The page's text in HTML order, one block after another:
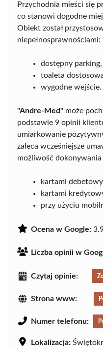
Przychodnia mieści się
co stanowi dogodne
Obiekt został
niepełnosprawnościami:
dostępny parking,
toaleta
wygodne wejście.
"Andre-Med" może
podstawie 9 opinii
umiarkowanie
zaleca wcześniejsze
możliwość dokonywania
kartami
kartami
przy użyciu
Ocena w Google:
Liczba opinii w
Czytaj opinie:
Strona www:
Numer telefonu:
Lokalizacja: